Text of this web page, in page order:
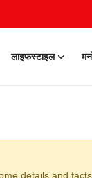
लाइफस्टाइल
details and